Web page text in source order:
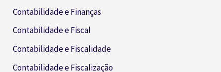
Contabilidade e Finanças
Contabilidade e Fiscal
Contabilidade e Fiscalidade
Contabilidade e Fiscalização